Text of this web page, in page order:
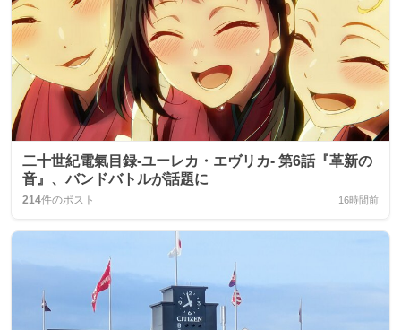
二十世紀電氣目録-ユーレカ・エヴリカ- 第6話『革新の
音』、バンドバトルが話題に
214件のポスト 16時間前